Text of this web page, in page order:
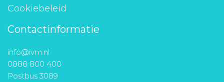
Cookiebeleid
Contactinformatie
info@ivm.nl
0888 800 400
Postbus 3089